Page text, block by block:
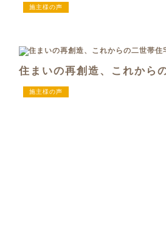
施主様の声
住まいの再創造、これから
施主様の声